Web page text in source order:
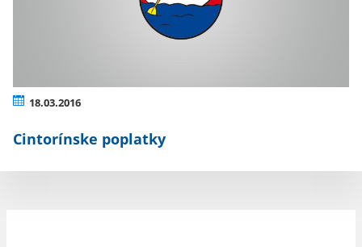
18.03.2016
Cintorínske poplatky